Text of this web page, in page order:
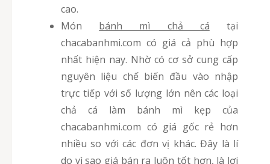
cao.
Món bánh mì chả cá tại
chacabanhmi.com có giá cả phù hợp
nhất hiện nay. Nhờ có cơ sở cung cấp
nguyên liệu chế biến đầu vào nhập
trực tiếp với số lượng lớn nên các loại
chả cá làm bánh mì kẹp của
chacabanhmi.com có giá gốc rẻ hơn
nhiều so với các đơn vị khác. Đây là lí
do vì sao giá bán ra luôn tốt hơn, là lợi